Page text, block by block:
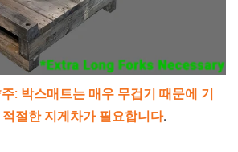
: 박스매트는 매우 무겁기 때문에 기
절한 지게차가 필요합니다.